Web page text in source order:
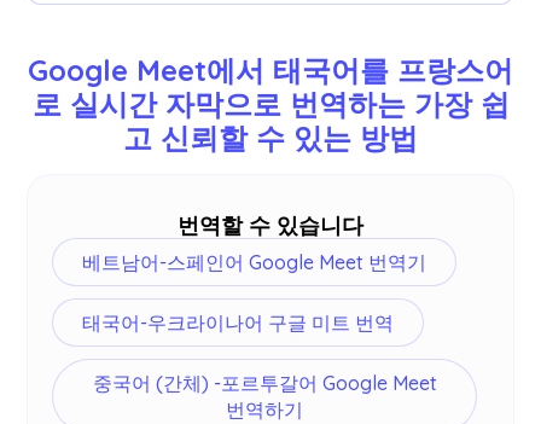
스페인어, 포르투갈어, 프랑스어, 독일어, 스웨덴어,
핀란드어, 아랍어, 힌디어, 우르두어, 터키어, 노르웨
이어, 이탈리아어, 버마어, 러시아어, 필리핀어, 스와
Google Meet에서 태국어를 프랑스어
로 실시간 자막으로 번역하는 가장 쉽
고 신뢰할 수 있는 방법
번역할 수 있습니다
베트남어-스페인어 Google Meet 번역기
태국어-우크라이나어 구글 미트 번역
중국어 (간체) -포르투갈어 Google Meet
번역하기